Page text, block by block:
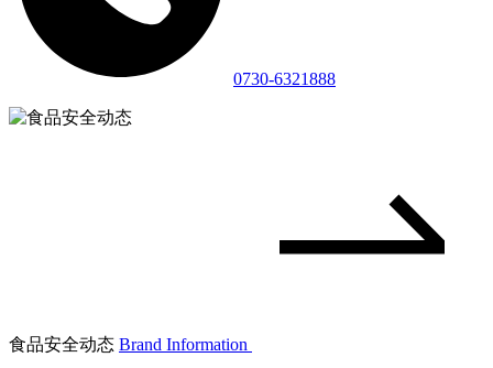
0730-6321888
食品安全动态 Brand Information